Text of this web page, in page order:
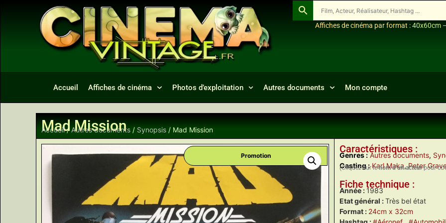
Affiches de cinéma par format :40x60cm –
Accueil Affiches de cinéma Photos d’exploitation Autres documents Mon compte
Mad Mission
Accueil/ Autres documents / Synopsis / Mad Mission
Promotion
Caractéristiques :
Genres : Autres documents,
Casting : Karl Maka,Peter
(Cliquez sur lenom d’un acteurpour
Fiche technique :
Année : 1983
Etat général :Très bel état
Format : 24cm x 32cm